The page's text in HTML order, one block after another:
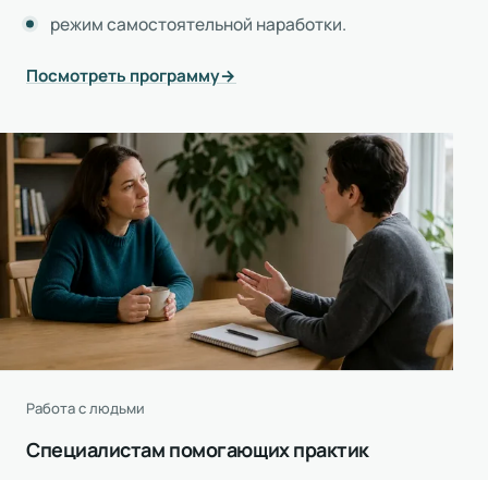
режим самостоятельной наработки.
Посмотреть программу
Работа с людьми
Специалистам помогающих практик